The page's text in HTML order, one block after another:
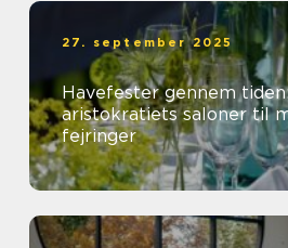
27. september 2025
Havefester gennem
aristokratiets saloner til
fejringer